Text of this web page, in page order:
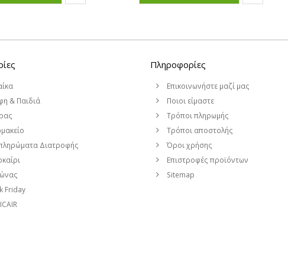
& Παιδιά
Διατροφής
Friday
Πληροφορίες
Επικοινωνήστε μαζί μας
Ποιοι είμαστε
Τρόποι πληρωμής
Τρόποι αποστολής
Όροι χρήσης
Επιστροφές προϊόντων
Sitemap